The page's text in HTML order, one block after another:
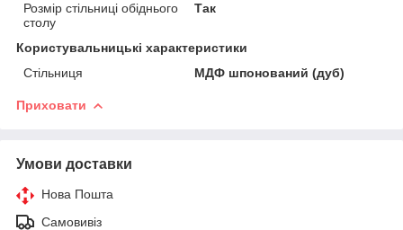
Розмір стільниці обіднього
столу
Так
Користувальницькі характеристики
Стільниця
МДФ шпонований (дуб)
Приховати
Умови доставки
Нова Пошта
Самовивіз